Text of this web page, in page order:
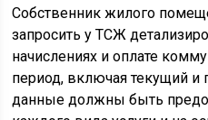
Собственник жилого
запросить у ТСЖ
начислениях и оплате
период, включая текущий
данные должны быть